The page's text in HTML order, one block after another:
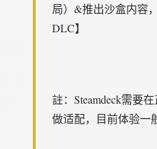
局）&推出沙盒内容
DLC】
註：Steamdeck需要
做适配，目前体验一